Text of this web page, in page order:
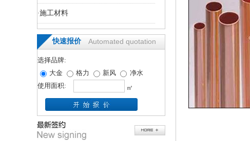
·施工材料
快速报价 Automated quotation
选择品牌:
大金
格力 新风
净水
使用面积:
㎡